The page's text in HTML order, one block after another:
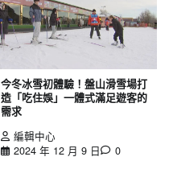
今冬冰雪初體驗！盤山滑雪場打
造「吃住娛」一體式滿足遊客的
需求
編輯中心
2024 年 12 月 9 日
0